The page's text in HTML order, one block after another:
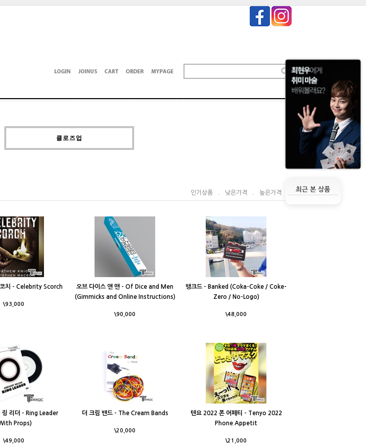
최근 본 상품
클로즈업
인기상품 낮은가격 높은가격
코치 - Celebrity Scorch
\93,000
오브 다이스 앤 맨 - Of Dice and Men
(Gimmicks and Online Instructions)
\90,000
뱅크드 - Banked (Coka-Coke / Coke-
Zero / No-Logo)
\48,000
링 리더 - Ring Leader
Props)
\49,000
더 크림 밴드 - The Cream Bands
\20,000
텐요 2022 폰 어페티 - Tenyo 2022
Phone Appetit
\21,000